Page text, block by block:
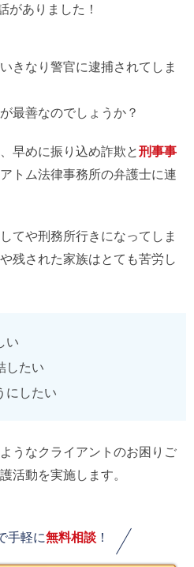
がありました！
きなり警官に逮捕されてしま
最善なのでしょうか？
早めに振り込め詐欺と刑事事
アトム法律事務所の弁護士に連
てや刑務所行きになってしま
残された家族はとても苦労し
い
したい
にしたい
うなクライアントのお困りご
活動を実施します。
手軽に無料相談！